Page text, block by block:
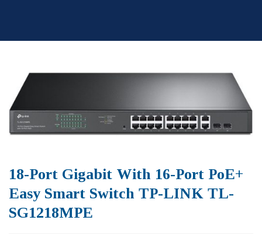
18-Port Gigabit With 16-Port PoE+
Easy Smart Switch TP-LINK TL-
SG1218MPE